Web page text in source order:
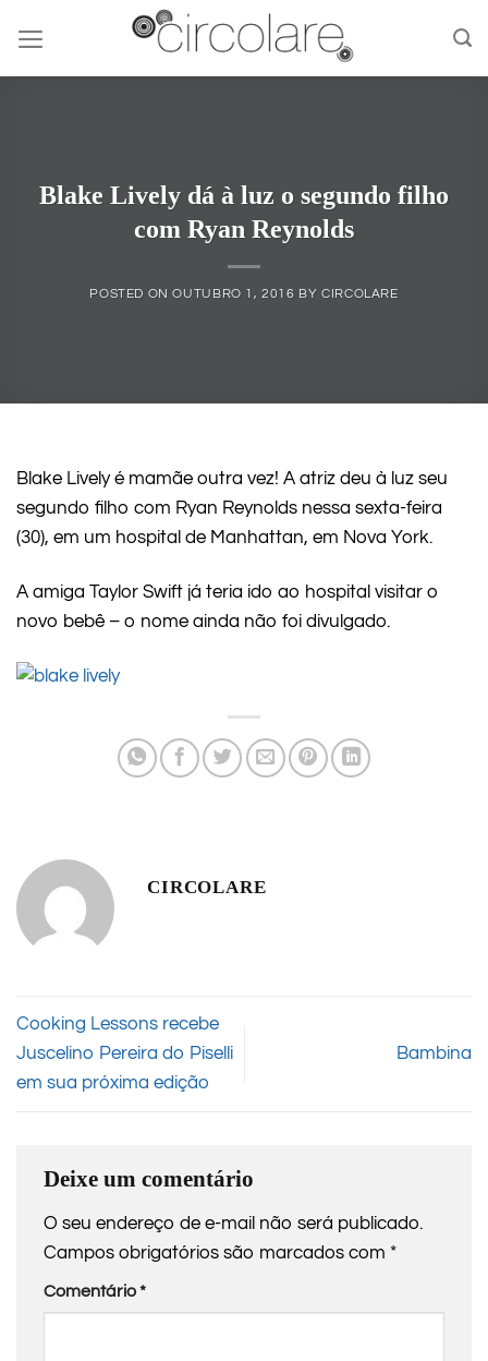
content
Blake Lively dá à luz o segundo filho
com Ryan Reynolds
POSTED ONOUTUBRO 1, 2016 BYCIRCOLARE
Blake Lively é mamãe outra vez! A atriz deu à luz seu
segundo filho com Ryan Reynolds nessa sexta-feira
(30), em um hospital de Manhattan, em Nova York.
A amiga Taylor Swift já teria ido ao hospital visitar o
novo bebê – o nome ainda não foi divulgado.
CIRCOLARE
Cooking Lessons recebe
Juscelino Pereira do Piselli
em sua próxima edição
Bambina
Deixe um comentário
O seu endereço de e-mail não será publicado.
Campos obrigatórios são marcados com *
Comentário*